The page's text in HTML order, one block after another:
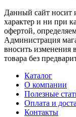
Данный сайт носит
характер и ни при
офертой,
Администрация
вносить изменения
товара без
Каталог
О компании
Полезные
Оплата и
Контакты